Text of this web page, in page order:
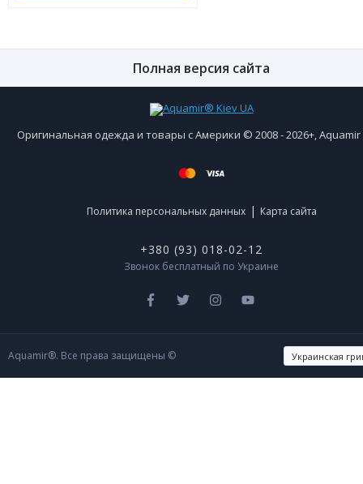
Полная версия сайта
Оригинальная одежда и товары с Америки © 2008 - 2026+,
Политика персональных данных | Карта сайта
+380 (93) 018-02-12
Звонок бесплатный по Украине
Aquamir®. Все права защищены ©